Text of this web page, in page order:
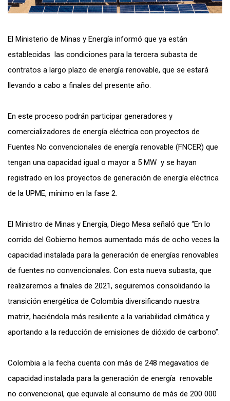
El Ministerio de Minas y Energía informó que ya están
establecidas las condiciones para la tercera subasta de
contratos a largo plazo de energía renovable, que se estará
llevando a cabo a finales del presente año.
En este proceso podrán participar generadores y
comercializadores de energía eléctrica con proyectos de
Fuentes No convencionales de energía renovable (FNCER) que
tengan una capacidad igual o mayor a 5 MW y se hayan
registrado en los proyectos de generación de energía eléctrica
de la UPME, mínimo en la fase 2.
El Ministro de Minas y Energía, Diego Mesa señaló que “En lo
corrido del Gobierno hemos aumentado más de ocho veces la
capacidad instalada para la generación de energías renovables
de fuentes no convencionales. Con esta nueva subasta, que
realizaremos a finales de 2021, seguiremos consolidando la
transición energética de Colombia diversificando nuestra
matriz, haciéndola más resiliente a la variabilidad climática y
aportando a la reducción de emisiones de dióxido de carbono”.
Colombia a la fecha cuenta con más de 248 megavatios de
capacidad instalada para la generación de energía renovable
no convencional, que equivale al consumo de más de 200 000